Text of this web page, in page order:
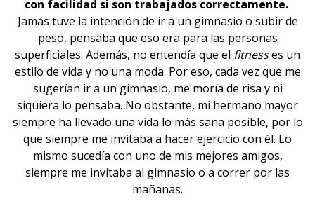
con facilidad si son trabajados correctamente.
Jamás tuve la intención de ir a un gimnasio o subir de
peso, pensaba que eso era para las personas
superficiales. Además, no entendía que el fitnesses un
estilo de vida y no una moda. Por eso, cada vez que me
sugerían ir a un gimnasio, me moría de risa y ni
siquiera lo pensaba. No obstante, mi hermano mayor
siempre ha llevado una vida lo más sana posible, por lo
que siempre me invitaba a hacer ejercicio con él. Lo
mismo sucedía con uno de mis mejores amigos,
siempre me invitaba al gimnasio o a correr por las
mañanas.